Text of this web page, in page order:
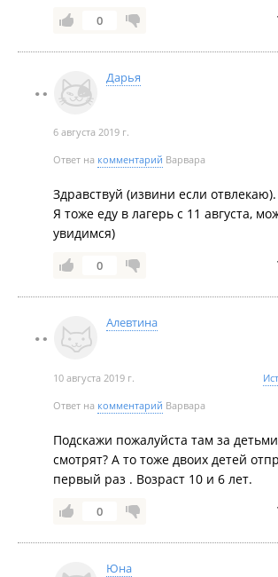
0
Дарья
6 августа 2019 г.
Ответ на комментарий Варвара
Здравствуй (извини если отвлекаю).
Я тоже еду в лагерь с 11 августа,
увидимся)
0
Алевтина
10 августа 2019 г.
Ответ на комментарий Варвара
Подскажи пожалуйста там за
смотрят? А то тоже двоих детей
первый раз . Возраст 10 и 6 лет.
0
Юна